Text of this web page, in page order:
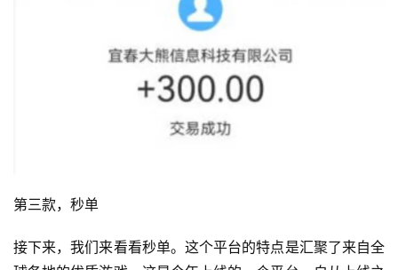
第三款，秒单
接下来，我们来看看秒单。这个平台的特点是汇聚了来自全